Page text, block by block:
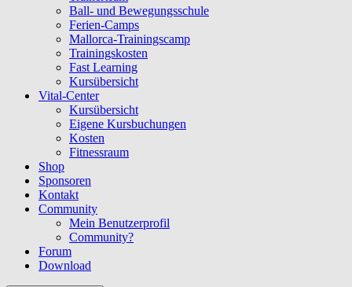
Ball- und Bewegungsschule
Ferien-Camps
Mallorca-Trainingscamp
Trainingskosten
Fast Learning
Kursübersicht
Vital-Center
Kursübersicht
Eigene Kursbuchungen
Kosten
Fitnessraum
Shop
Sponsoren
Kontakt
Community
Mein Benutzerprofil
Community?
Forum
Download